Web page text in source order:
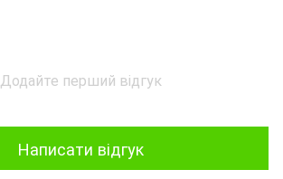
Додайте перший відгук
Написати відгук